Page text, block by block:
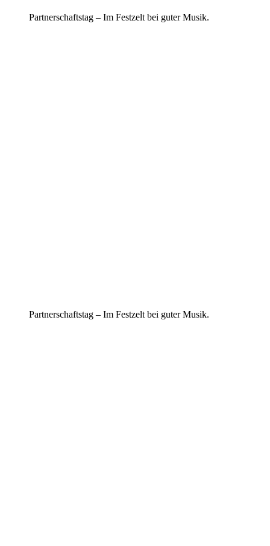
Partnerschaftstag – Im Festzelt bei guter Musik.
Partnerschaftstag – Im Festzelt bei guter Musik.